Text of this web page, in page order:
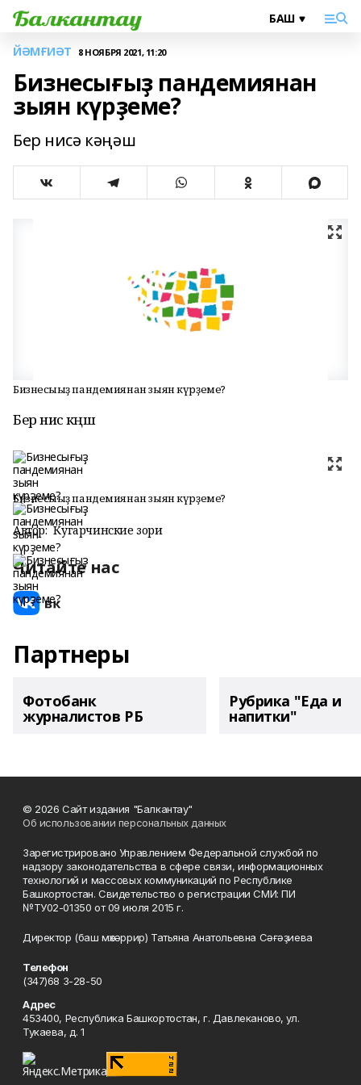
ЙӘМҒИӘТ 8 НОЯБРЯ 2021, 11:20
Бизнесығыҙ пандемиянан
зыян күрҙеме?
Бер нисә кәңәш
Бизнесығыҙ пандемиянан зыян күрҙеме?
Бер нисә кәңәш
Бизнесығыҙ пандемиянан зыян күрҙеме?
Автор: Кугарчинские зори
Читайте нас
Партнеры
Фотобанк
журналистов РБ
Рубрика "Еда и
напитки"
© 2026 Сайт издания "Балкантау"
Об использовании персональных данных
Зарегистрировано Управлением Федеральной службой по
надзору законодательства в сфере связи, информационных
технологий и массовых коммуникаций по Республике
Башкортостан. Свидетельство о регистрации СМИ: ПИ
№ТУ02-01350 от 09 июля 2015 г.
Директор (баш мөхәррир) Татьяна Анатольевна Сәғәҙиева
Телефон
(347)68 3-28-50
Адрес
453400, Республика Башкортостан, г. Давлеканово, ул.
Тукаева, д. 1